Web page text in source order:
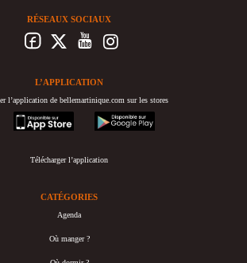
RÉSEAUX SOCIAUX
L’APPLICATION
l’application de bellemartinique.com sur les stores
appstore
googleplay
Télécharger l’application
CATÉGORIES
Agenda
Où manger ?